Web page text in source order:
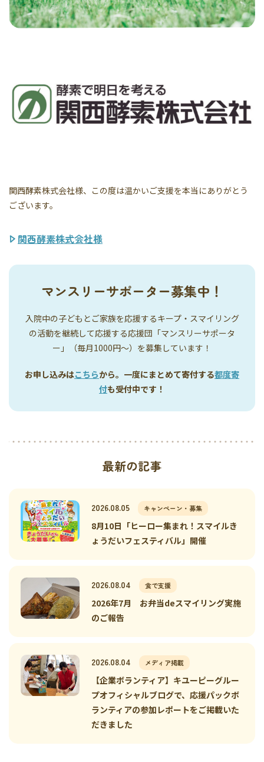
関西酵素株式会社様、この度は温かいご支援を本当にありがとう
ございます。
関西酵素株式会社様
マンスリーサポーター募集中！
入院中の子どもとご家族を応援するキープ・スマイリング
の活動を継続して応援する応援団「マンスリーサポータ
ー」（毎月1000円〜）を募集しています！
お申し込みはこちらから。一度にまとめて寄付する都度寄
付も受付中です！
最新の記事
2026.08.05 キャンペーン・募集
8月10日「ヒーロー集まれ！スマイルき
ょうだいフェスティバル」開催
2026.08.04 食で支援
2026年7月 お弁当deスマイリング実施
のご報告
2026.08.04 メディア掲載
【企業ボランティア】キユーピーグルー
プオフィシャルブログで、応援パックボ
ランティアの参加レポートをご掲載いた
だきました